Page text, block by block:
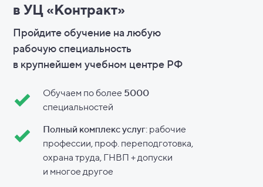
в УЦ «Контракт»
Пройдите обучение на любую
рабочую специальность
в крупнейшем учебном центре РФ
Обучаем по более 5000
специальностей
Полный комплекс услуг: рабочие
профессии, проф. переподготовка,
охрана труда, ГНВП + допуски
и многое другое